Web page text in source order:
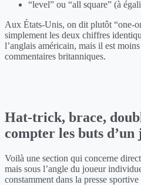
“level” ou “all square” (à
Aux États-Unis, on dit plutôt “one-
simplement les deux chiffres
l’anglais américain, mais il est
commentaires britanniques.
Hat-trick, brace,
compter les buts d’un
Voilà une section qui concerne
mais sous l’angle du joueur
constamment dans la presse